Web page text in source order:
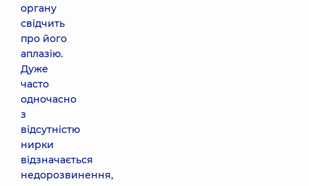
органу
свідчить
про його
аплазію.
Дуже
часто
одночасно
з
відсутністю
нирки
відзначається
недорозвинення,